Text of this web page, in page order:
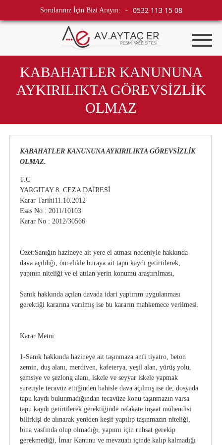
Sorularınız İçin Bizi Arayın: - 0532 113 15 08
KABAHATLER KANUNUNA
AYKIRILIKTA GÖREVSİZLİK
OLMAZ
KABAHATLER KANUNUNA AYKIRILIKTA GÖREVSİZLİK
OLMAZ.
T.C
YARGITAY 8. CEZA DAİRESİ
Karar Tarihi11.10.2012
Esas No : 2011/10103
Karar No : 2012/30566
Özet:Sanığın hazineye ait yere el atması nedeniyle hakkında
dava açıldığı, öncelikle buraya ait tapu kaydı getirtilerek,
yapının niteliği ve el atılan yerin konumu araştırılması,
Sanık hakkında açılan davada idari yaptırım uygulanması
gerektiği kararına varılmış ise bu kararın mahkemece verilmesi.
Karar Metni:
1-Sanık hakkında hazineye ait taşınmaza anfi tiyatro, beton
zemin, duş alanı, merdiven, kafeterya, yeşil alan, yürüş yolu,
şemsiye ve şezlong alanı, iskele ve seyyar iskele yapmak
suretiyle tecavüz ettiğinden bahisle dava açılmış ise de; dosyada
tapu kaydı bulunmadığından tecavüze konu taşınmazın varsa
tapu kaydı getirtilerek gerektiğinde refakate inşaat mühendisi
bilirkişi de alınarak yeniden keşif yapılıp taşınmazın niteliği,
bina vasfında olup olmadığı, yapımı için ruhsat gerekip
gerekmediği, İmar Kanunu ve mevzuatı içinde kalıp kalmadığı